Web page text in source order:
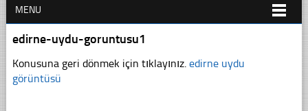
MENU
edirne-uydu-goruntusu1
Konusuna geri dönmek için tıklayınız. edirne uydu
görüntüsü